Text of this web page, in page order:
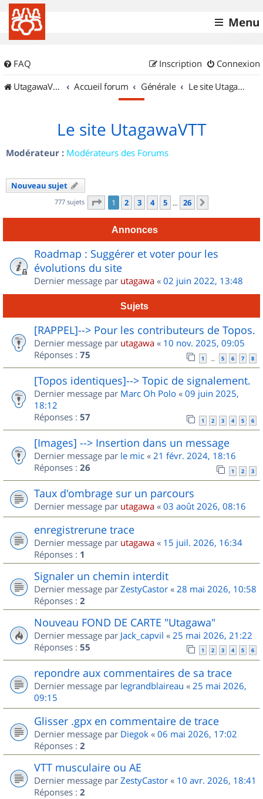
Menu
FAQ Connexion
Inscription
UtagawaVTT (Randos VTT et VTTAE avec traces GPS)
Accueil forum Générale Le site UtagawaVTT
Le site UtagawaVTT
Modérateur : Modérateurs des Forums
Nouveau sujet
777 sujets Page 1sur
1 2 3 4 5 … 26
Annonces
Roadmap : Suggérer et voter pour les
évolutions du site
Dernier message par utagawa « 02 juin 2022, 13:48
Sujets
[RAPPEL]--> Pour les contributeurs de Topos.
Dernier message par utagawa « 10 nov. 2025, 09:05
Réponses : 75 1 … 5 6 7 8
[Topos identiques]--> Topic de signalement.
Dernier message par Marc Oh Polo « 09 juin 2025,
18:12
Réponses : 57 1 2 3 4 5 6
[Images] --> Insertion dans un message
Dernier message par le mic « 21 févr. 2024, 18:16
Réponses : 26 1 2 3
Taux d'ombrage sur un parcours
Dernier message par utagawa « 03 août 2026, 08:16
enregistrerune trace
Dernier message par utagawa « 15 juil. 2026, 16:34
Réponses : 1
Signaler un chemin interdit
Dernier message par ZestyCastor « 28 mai 2026, 10:58
Réponses : 2
Nouveau FOND DE CARTE "Utagawa"
Dernier message par Jack_capvil « 25 mai 2026, 21:22
Réponses : 55 1 2 3 4 5 6
repondre aux commentaires de sa trace
Dernier message par legrandblaireau « 25 mai 2026,
09:15
Glisser .gpx en commentaire de trace
Dernier message par Diegok « 06 mai 2026, 17:02
Réponses : 2
VTT musculaire ou AE
Dernier message par ZestyCastor « 10 avr. 2026, 18:41
Réponses : 2